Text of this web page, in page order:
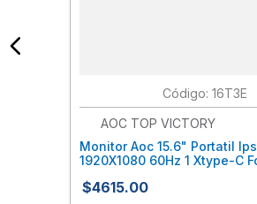
: 16T3E
AOC TOP VICTORY
Monitor Aoc 15.6" Portatil Ips
1920X1080 60Hz 1 Xtype-C For Signal
Aohmoiab013
$4615.00